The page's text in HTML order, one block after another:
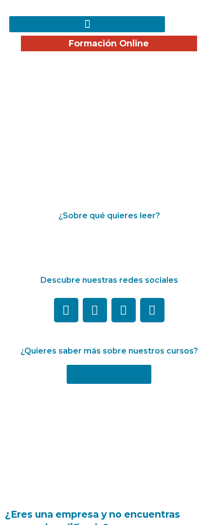
Formación Online
¿Sobre qué quieres leer?
Descubre nuestras redes sociales
¿Quieres saber más sobre nuestros cursos?
¿Eres una empresa y no encuentras